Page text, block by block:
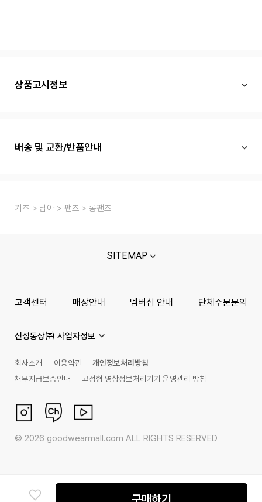
상품고시정보
배송 및 교환/반품안내
키즈 남아 팬츠 롱팬츠
구매하기
SITEMAP
고객센터 매장안내 멤버십 안내 단체주문문의
신성통상㈜ 사업자정보
회사소개 이용약관
개인정보처리방침
채무지급보증안내
고정형 영상정보처리기기 운영관리 방침
© 2026 goodwearmall.com ALL RIGHTS RESERVED